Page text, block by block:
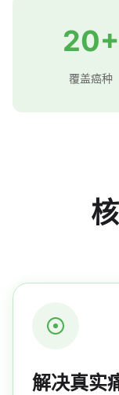
20+
覆盖癌种
解决真实